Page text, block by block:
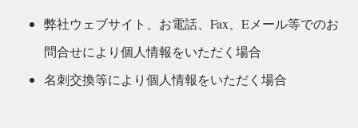
弊社ウェブサイト、お電話、Fax、Eメール等でのお
問合せにより個人情報をいただく場合
名刺交換等により個人情報をいただく場合